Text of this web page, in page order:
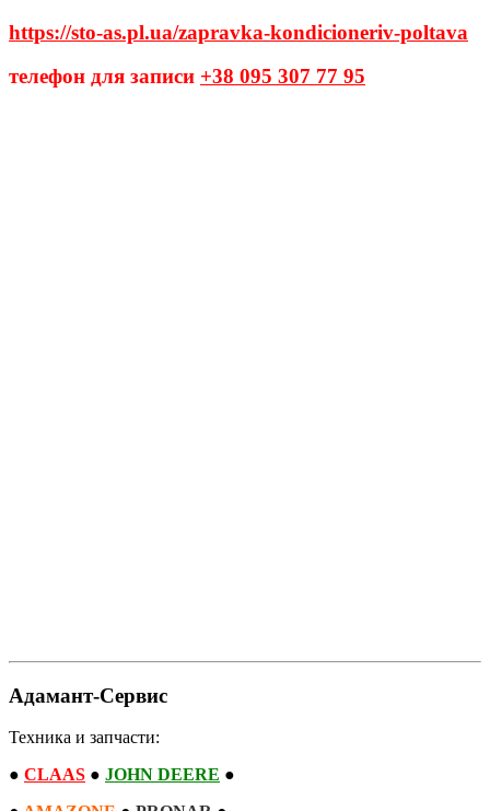
https://sto-as.pl.ua/zapravka-kondicioneriv-poltava
телефон для записи +38 095 307 77 95
Адамант-Сервис
Техника и запчасти:
● CLAAS ● JOHN DEERE ●